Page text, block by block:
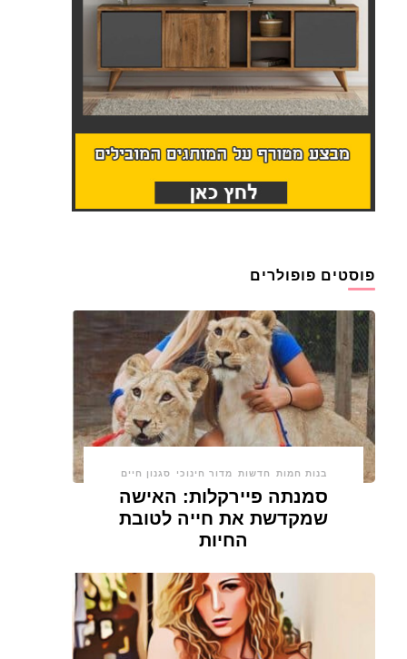
פוסטים פופולרים
בנות חמות חדשות מדור חינוכי סגנון חיים
סמנתה פיירקלות: האישה
שמקדשת את חייה לטובת
החיות